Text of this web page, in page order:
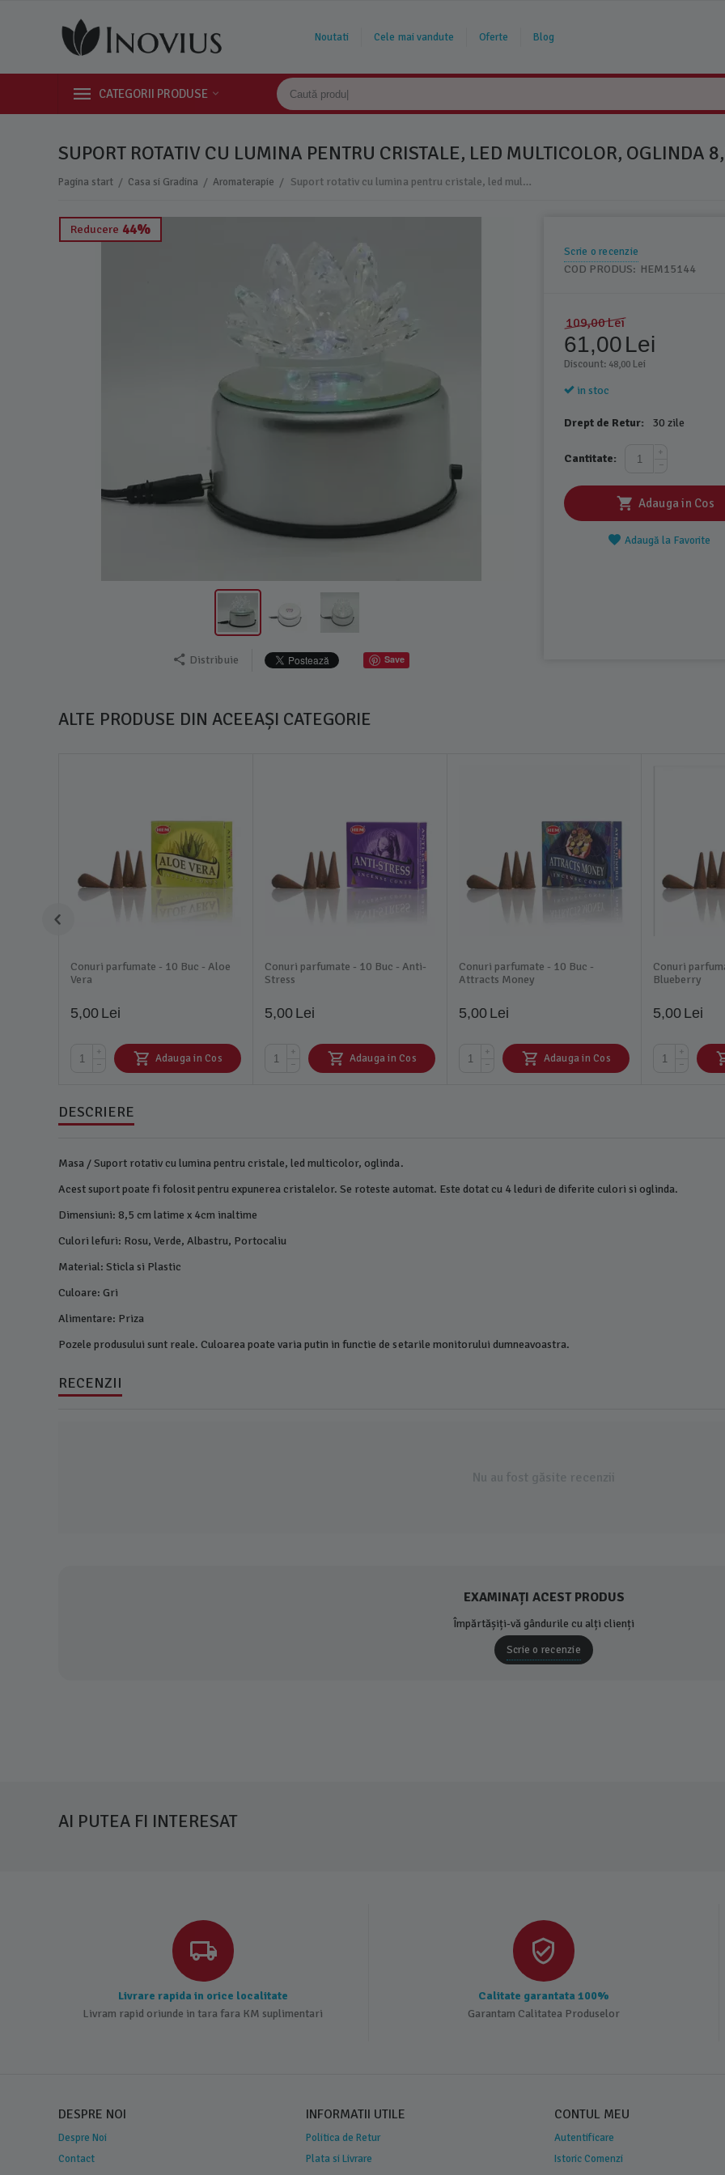
Noutati Cele mai vandute Oferte Blog
CATEGORII PRODUSE
SUPORT ROTATIV CU LUMINA PENTRU CRISTALE, LED MULTICOLOR, OGLINDA
Pagina start / Casa si Gradina / Aromaterapie / Suport rotativ cu lumina pentru cristale, led multicolor, oglinda 8,5x4
Reducere 44%
Distribuie Save
Scrie o recenzie
COD PRODUS: HEM15144
109,00Lei
61,00Lei
Discount: 48,00 Lei
in stoc
Drept de Retur: 30 zile
Cantitate:
+
−
Adauga in Cos
Adaugă la Favorite
ALTE PRODUSE DIN ACEEAȘI CATEGORIE
Conuri parfumate - 10 Buc - Aloe
Vera
5,00 Lei
+
−
Adauga in Cos
Conuri parfumate - 10 Buc - Anti-
Stress
5,00 Lei
+
−
Adauga in Cos
Conuri parfumate - 10 Buc -
Attracts Money
5,00 Lei
+
−
Adauga in Cos
Conuri
Blueberry
5,00 Lei
+
−
DESCRIERE
Masa / Suport rotativ cu lumina pentru cristale, led multicolor, oglinda.
Acest suport poate fi folosit pentru expunerea cristalelor. Se roteste automat. Este dotat cu 4 leduri de diferite culori si oglinda.
Dimensiuni: 8,5 cm latime x 4cm inaltime
Culori lefuri: Rosu, Verde, Albastru, Portocaliu
Material: Sticla si Plastic
Culoare: Gri
Alimentare: Priza
Pozele produsului sunt reale. Culoarea poate varia putin in functie de setarile monitorului dumneavoastra.
RECENZII
Nu au fost găsite recenzii
EXAMINAȚI ACEST PRODUS
Împărtășiți-vă gândurile cu alți clienți
Scrie o recenzie
AI PUTEA FI INTERESAT
Livrare rapida in orice localitate
Livram rapid oriunde in tara fara KM suplimentari
Calitate garantata 100%
Garantam Calitatea Produselor
DESPRE NOI
Despre Noi
Contact
INFORMATII UTILE
Politica de Retur
Plata si Livrare
CONTUL MEU
Autentificare
Istoric Comenzi